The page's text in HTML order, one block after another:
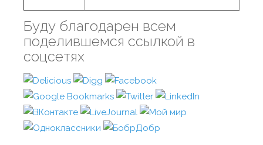
Буду благодарен всем
поделившемся ссылкой в
соцсетях